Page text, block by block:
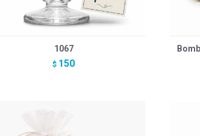
1067
$ 150